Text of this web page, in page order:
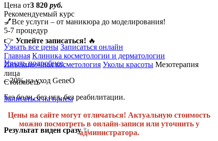
💅Все услуги – от маникюра до моделирования!
👉 Успейте записаться! 🔥
Узнать подробнее
– 20% на уход GeneO
Без боли, без игл, без реабилитации.
Результат виден сразу✨
Цена от3 820 руб.
Рекомендуемый курс
5-7 процедур
Узнать все цены Записаться онлайн
Главная Клиника косметологии и дерматологии
Инъекционная косметология Уколы красоты Мезотерапия
лица
Стоимость
Записаться на прием
Цены на сайте могут отличаться! Актуальную стоимость
можно посмотреть в онлайн-записи или уточнить у
администратора.